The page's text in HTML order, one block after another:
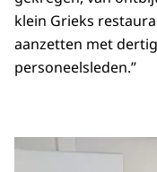
klein Grieks
aanzetten met
personeelsleden.”